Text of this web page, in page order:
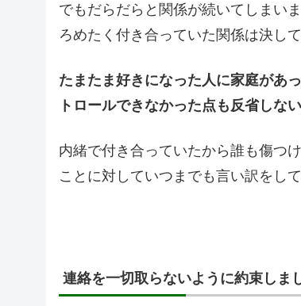
でもだらだらと関係が続いてしまい
ろめたく付き合っていた関係は決し
たまたま好きになった人に家庭があ
トロールできなかった点も反省しな
内緒で付き合っていたから誰も傷つ
ことに対していつまでも言い訳をし
連絡を一切取らないように約束しま